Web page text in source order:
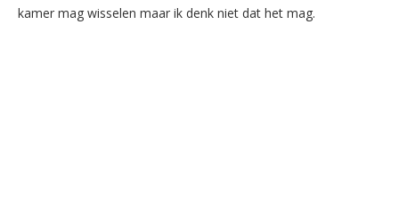
kamer mag wisselen maar ik denk niet dat het mag.